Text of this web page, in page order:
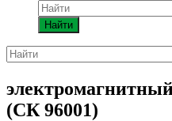
Найти
(СК 96001)